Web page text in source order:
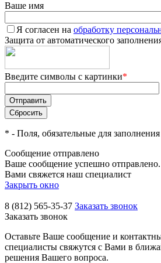
Ваше имя
Я согласен на обработку
Защита от автоматического
Введите символы с картинки*
* - Поля, обязательные для заполнения
Сообщение отправлено
Ваше сообщение успешно
Вами свяжется наш специалист
Закрыть окно
8 (812) 565-35-37 Заказать звонок
Заказать звонок
Оставьте Ваше сообщение и
специалисты свяжутся с Вами в
решения Вашего вопроса.